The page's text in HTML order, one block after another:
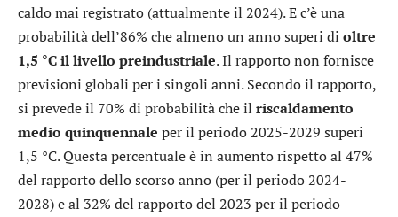
caldo mai registrato (attualmente il 2024). E c’è una
probabilità dell’86% che almeno un anno superi di oltre
1,5 °C il livello preindustriale. Il rapporto non fornisce
previsioni globali per i singoli anni. Secondo il rapporto,
si prevede il 70% di probabilità che il riscaldamento
medio quinquennale per il periodo 2025-2029 superi
1,5 °C. Questa percentuale è in aumento rispetto al 47%
del rapporto dello scorso anno (per il periodo 2024-
2028) e al 32% del rapporto del 2023 per il periodo